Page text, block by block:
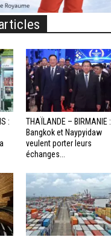
:
THAÏLANDE – BIRMANIE :
Bangkok et Naypyidaw
veulent porter leurs
échanges...